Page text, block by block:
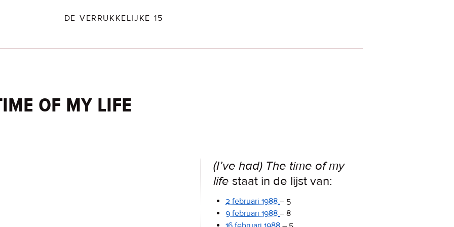
DE VERRUKKELIJKE 15
of my life
(I’ve had) The time of my
life staat in de lijst van:
2 februari 1988 – 5
9 februari 1988 – 8